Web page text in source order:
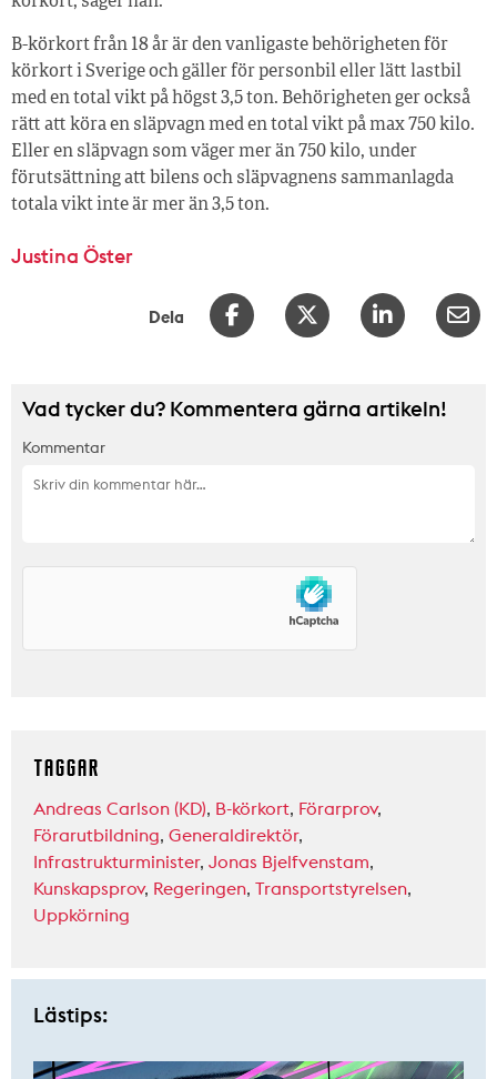
B-körkort från 18 år är den vanligaste behörigheten för
körkort i Sverige och gäller för personbil eller lätt lastbil
med en total vikt på högst 3,5 ton. Behörigheten ger också
rätt att köra en släpvagn med en total vikt på max 750 kilo.
Eller en släpvagn som väger mer än 750 kilo, under
förutsättning att bilens och släpvagnens sammanlagda
totala vikt inte är mer än 3,5 ton.
Justina Öster
Dela
Vad tycker du? Kommentera gärna artikeln!
Kommentar
TAGGAR
Andreas Carlson (KD), B-körkort, Förarprov,
Förarutbildning, Generaldirektör,
Infrastrukturminister, Jonas Bjelfvenstam,
Kunskapsprov, Regeringen, Transportstyrelsen,
Uppkörning
Lästips: